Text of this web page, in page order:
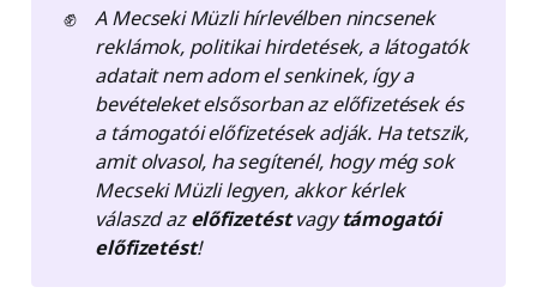
✊
A Mecseki Müzli hírlevélben nincsenek
reklámok, politikai hirdetések, a látogatók
adatait nem adom el senkinek, így a
bevételeket elsősorban az előfizetések és
a támogatói előfizetések adják. Ha tetszik,
amit olvasol, ha segítenél, hogy még sok
Mecseki Müzli legyen, akkor kérlek
válaszd az előfizetést vagy támogatói
előfizetést!